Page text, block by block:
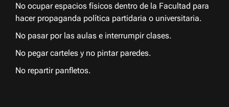
No ocupar espacios físicos dentro de la Facultad para
hacer propaganda política partidaria o universitaria.
No pasar por las aulas e interrumpir clases.
No pegar carteles y no pintar paredes.
No repartir panfletos.